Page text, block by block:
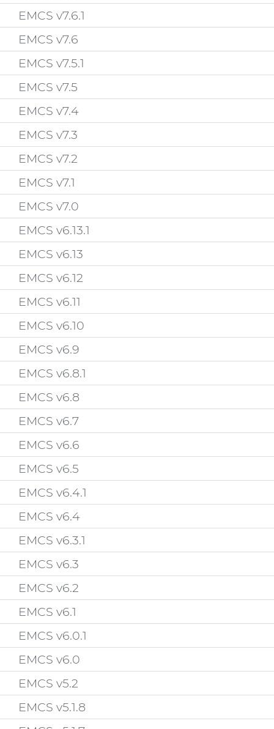
EMCS v7.6.1
EMCS v7.6
EMCS v7.5.1
EMCS v7.5
EMCS v7.4
EMCS v7.3
EMCS v7.2
EMCS v7.1
EMCS v7.0
EMCS v6.13.1
EMCS v6.13
EMCS v6.12
EMCS v6.11
EMCS v6.10
EMCS v6.9
EMCS v6.8.1
EMCS v6.8
EMCS v6.7
EMCS v6.6
EMCS v6.5
EMCS v6.4.1
EMCS v6.4
EMCS v6.3.1
EMCS v6.3
EMCS v6.2
EMCS v6.1
EMCS v6.0.1
EMCS v6.0
EMCS v5.2
EMCS v5.1.8